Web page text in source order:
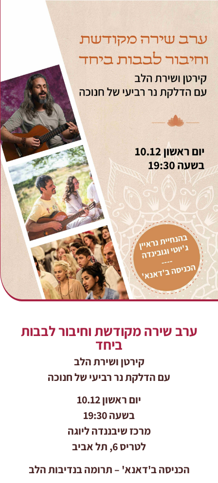
ערב שירה מקודשת וחיבור לבבות
ביחד
קירטן ושירת הלב
עם הדלקת נר רביעי של חנוכה
יום ראשון 10.12
בשעה 19:30
מרכז שיבננדה ליוגה
לטריס 6, תל אביב
הכניסה ב'דאנא' – תרומה בנדיבות הלב